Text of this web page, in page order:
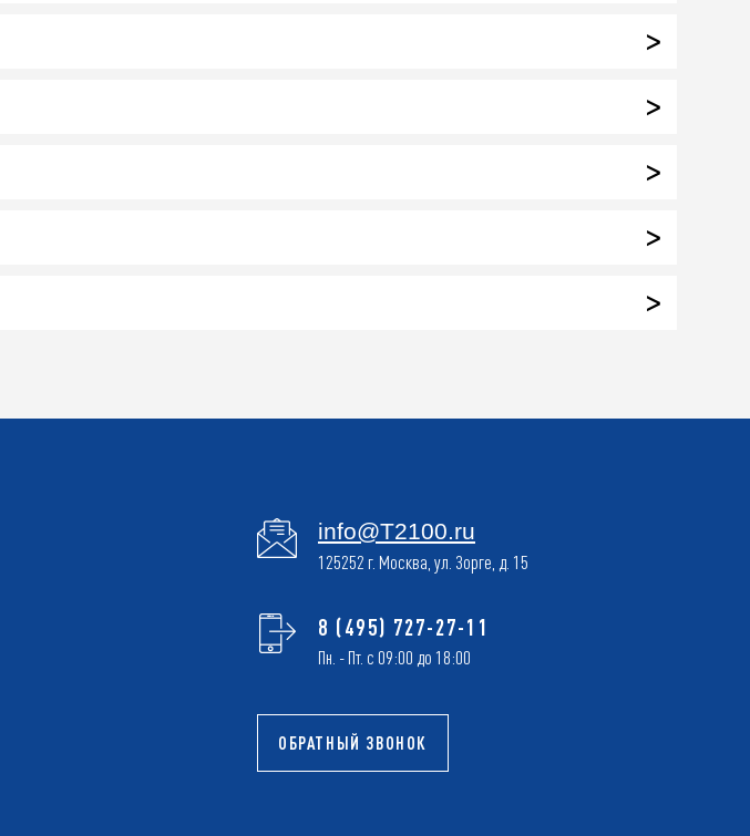
info@T2100.ru
125252 г. Москва, ул. Зорге, д. 15
8 (495) 727-27-11
Пн. - Пт. с 09:00 до 18:00
ОБРАТНЫЙ ЗВОНОК